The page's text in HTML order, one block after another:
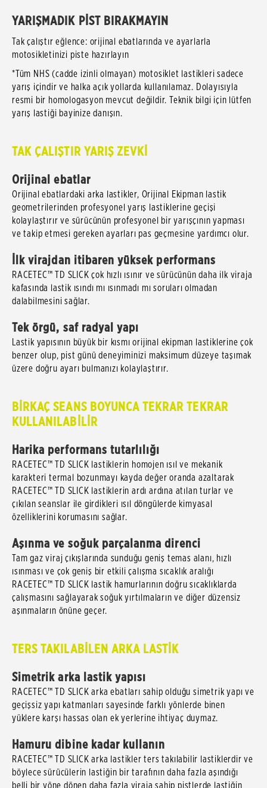
YARIŞMADIK PİST BIRAKMAYIN
Tak çalıştır eğlence: orijinal ebatlarında ve ayarlarla
motosikletinizi piste hazırlayın
*Tüm NHS (cadde izinli olmayan) motosiklet lastikleri sadece
yarış içindir ve halka açık yollarda kullanılamaz. Dolayısıyla
resmi bir homologasyon mevcut değildir. Teknik bilgi için lütfen
yarış lastiği bayinize danışın.
TAK ÇALIŞTIR YARIŞ ZEVKİ
Orijinal ebatlar
Orijinal ebatlardaki arka lastikler, Orijinal Ekipman lastik
geometrilerinden profesyonel yarış lastiklerine geçişi
kolaylaştırır ve sürücünün profesyonel bir yarışçının yapması
ve takip etmesi gereken ayarları pas geçmesine yardımcı olur.
İlk virajdan itibaren yüksek performans
RACETEC™ TD SLICK çok hızlı ısınır ve sürücünün daha ilk viraja
kafasında lastik ısındı mı ısınmadı mı soruları olmadan
dalabilmesini sağlar.
Tek örgü, saf radyal yapı
Lastik yapısının büyük bir kısmı orijinal ekipman lastiklerine çok
benzer olup, pist günü deneyiminizi maksimum düzeye taşımak
üzere doğru ayarı bulmanızı kolaylaştırır.
BİRKAÇ SEANS BOYUNCA TEKRAR TEKRAR
KULLANILABİLİR
Harika performans tutarlılığı
RACETEC™ TD SLICK lastiklerin homojen ısıl ve mekanik
karakteri termal bozunmayı kayda değer oranda azaltarak
RACETEC™ TD SLICK lastiklerin ardı ardına atılan turlar ve
çıkılan seanslar ile girdikleri ısıl döngülerde kimyasal
özelliklerini korumasını sağlar.
Aşınma ve soğuk parçalanma direnci
Tam gaz viraj çıkışlarında sunduğu geniş temas alanı, hızlı
ısınması ve çok geniş bir etkili çalışma sıcaklık aralığı
RACETEC™ TD SLICK lastik hamurlarının doğru sıcaklıklarda
çalışmasını sağlayarak soğuk yırtılmaların ve diğer düzensiz
aşınmaların önüne geçer.
TERS TAKILABİLEN ARKA LASTİK
Simetrik arka lastik yapısı
RACETEC™ TD SLICK arka ebatları sahip olduğu simetrik yapı ve
geçişsiz yapı katmanları sayesinde farklı yönlerde binen
yüklere karşı hassas olan ek yerlerine ihtiyaç duymaz.
Hamuru dibine kadar kullanın
RACETEC™ TD SLICK arka lastikler ters takılabilir lastiklerdir ve
böylece sürücülerin lastiğin bir tarafının daha fazla aşındığı
belli bir yöne dönen daha fazla viraja sahip pistlerde lastiğin